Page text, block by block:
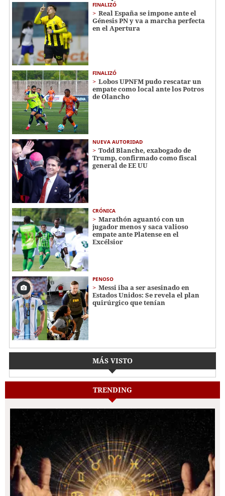
FINALIZÓ
Real España se impone ante el
Génesis PN y va a marcha perfecta
en el Apertura
FINALIZÓ
Lobos UPNFM pudo rescatar un
empate como local ante los Potros
de Olancho
NUEVA AUTORIDAD
Todd Blanche, exabogado de
Trump, confirmado como fiscal
general de EE UU
CRÓNICA
Marathón aguantó con un
jugador menos y saca valioso
empate ante Platense en el
Excélsior
PENOSO
Messi iba a ser asesinado en
Estados Unidos: Se revela el plan
quirúrgico que tenían
MÁS VISTO
TRENDING